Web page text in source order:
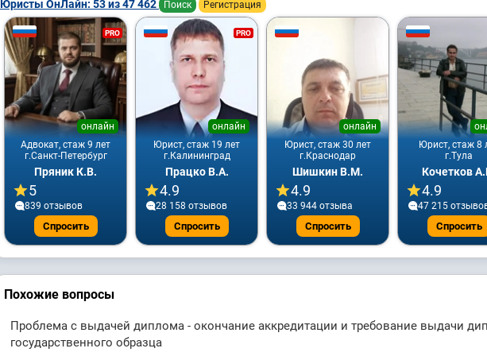
Юристы ОнЛайн: 53 из 47 462 Поиск Регистрация
PRO
Адвокат, стаж 9 лет
онлайн
г.Санкт-Петербург
Пряник К.В.
5
839 отзывов
Спросить
PRO
Юрист, стаж 19 лет
онлайн
г.Калининград
Працко В.А.
4.9
28 158 отзывов
Спросить
Юрист, стаж 30 лет
онлайн
г.Краснодар
Шишкин В.М.
4.9
33 944 отзывa
Спросить
Юрист, стаж 8
г.Тула
Кочетков
4.9
47 215
Спросить
Похожие вопросы
Проблема с выдачей диплома - окончание аккредитации и требование выдачи
государственного образца